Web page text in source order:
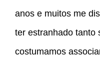
anos e muitos me
ter estranhado tanto
costumamos